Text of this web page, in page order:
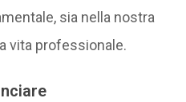
sia nella nostra
vita professionale.